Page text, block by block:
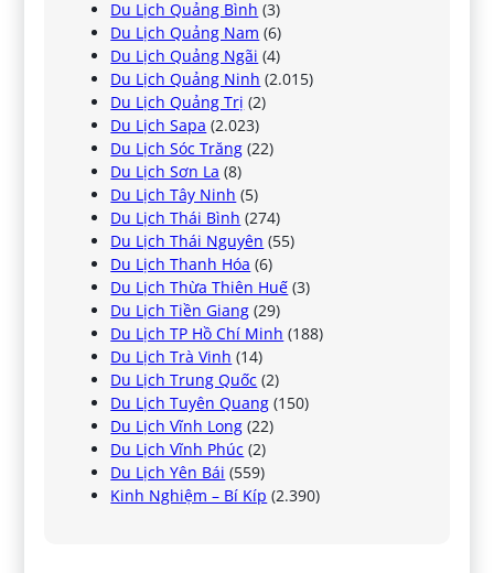
Du Lịch Quảng Bình (3)
Du Lịch Quảng Nam (6)
Du Lịch Quảng Ngãi (4)
Du Lịch Quảng Ninh (2.015)
Du Lịch Quảng Trị (2)
Du Lịch Sapa (2.023)
Du Lịch Sóc Trăng (22)
Du Lịch Sơn La (8)
Du Lịch Tây Ninh (5)
Du Lịch Thái Bình (274)
Du Lịch Thái Nguyên (55)
Du Lịch Thanh Hóa (6)
Du Lịch Thừa Thiên Huế (3)
Du Lịch Tiền Giang (29)
Du Lịch TP Hồ Chí Minh (188)
Du Lịch Trà Vinh (14)
Du Lịch Trung Quốc (2)
Du Lịch Tuyên Quang (150)
Du Lịch Vĩnh Long (22)
Du Lịch Vĩnh Phúc (2)
Du Lịch Yên Bái (559)
Kinh Nghiệm – Bí Kíp (2.390)